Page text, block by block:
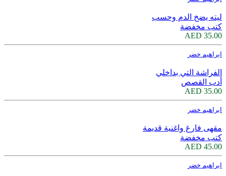
ليته يضخ الدم وحسب
كتب مخفضة
35.00 AED
ابراهيم خضر
الفراشة التي بداخلي
أدب القصص
35.00 AED
ابراهيم خضر
مقهى فارغ واغنية قديمة
كتب مخفضة
45.00 AED
ابراهيم خضر